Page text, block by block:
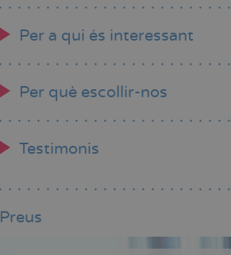
Per a qui és interessant
Per què escollir-nos
Testimonis
Preus